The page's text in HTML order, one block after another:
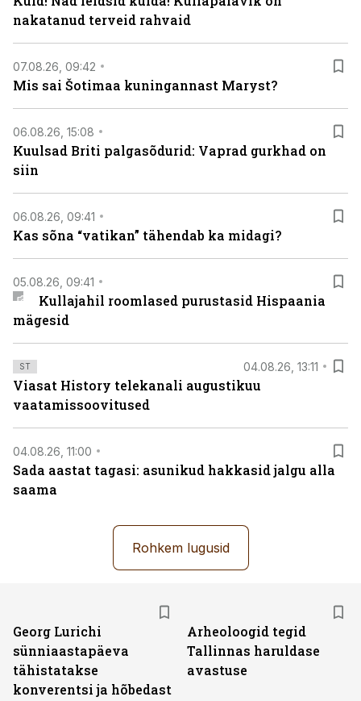
nakatanud terveid rahvaid
07.08.26, 09:42
Mis sai Šotimaa kuningannast Maryst?
06.08.26, 15:08
Kuulsad Briti palgasõdurid: Vaprad gurkhad on
siin
06.08.26, 09:41
Kas sõna “vatikan” tähendab ka midagi?
05.08.26, 09:41
Kullajahil roomlased purustasid Hispaania
mägesid
ST 04.08.26, 13:11
Viasat History telekanali augustikuu
vaatamissoovitused
04.08.26, 11:00
Sada aastat tagasi: asunikud hakkasid jalgu alla
saama
Rohkem lugusid
Georg Lurichi
sünniaastapäeva
tähistatakse
konverentsi ja hõbedast
Arheoloogid tegid
Tallinnas haruldase
avastuse